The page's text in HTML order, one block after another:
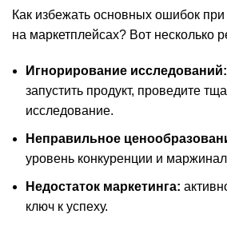
Как избежать основных ошибок
на маркетплейсах? Вот несколько
Игнорирование исследований:
запустить продукт, проведите
исследование.
Неправильное
уровень конкуренции и
Недостаток маркетинга:
ключ к успеху.